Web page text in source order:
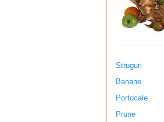
Struguri
Banane
Portocale
Prune